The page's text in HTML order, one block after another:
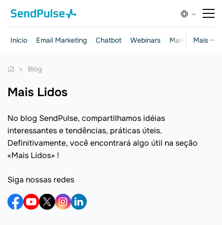
Mais ···
Início Email Marketing Chatbot Webinars Marketing e
Blog
Mais Lidos
No blog SendPulse, compartilhamos idéias
interessantes e tendências, práticas úteis.
Definitivamente, você encontrará algo útil na seção
«Mais Lidos» !
Siga nossas redes